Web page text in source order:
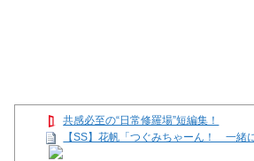
共感必至の“日常修羅場”短編集！
【SS】花帆「つぐみちゃーん！ 一緒